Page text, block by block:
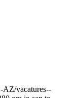
AZ/vacatures--